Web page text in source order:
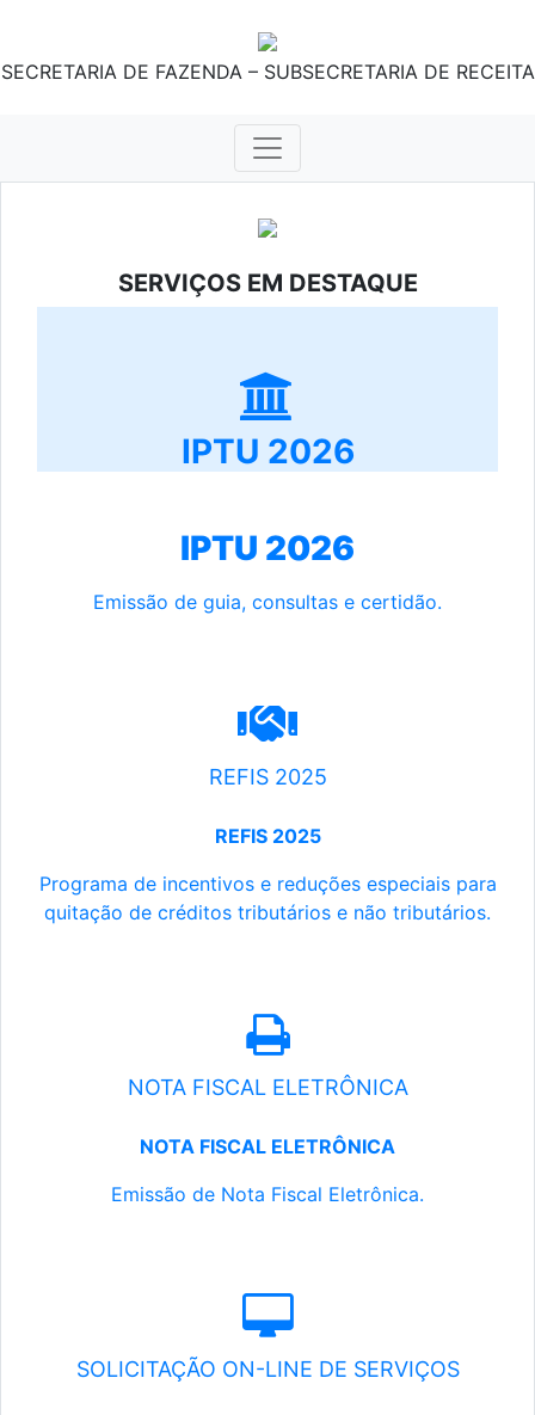
SECRETARIA DE FAZENDA – SUBSECRETARIA DE RECEITA
SERVIÇOS EM DESTAQUE
IPTU 2026
IPTU 2026
Emissão de guia, consultas e certidão.
REFIS 2025
REFIS 2025
Programa de incentivos e reduções especiais para
quitação de créditos tributários e não tributários.
NOTA FISCAL ELETRÔNICA
NOTA FISCAL ELETRÔNICA
Emissão de Nota Fiscal Eletrônica.
SOLICITAÇÃO ON-LINE DE SERVIÇOS